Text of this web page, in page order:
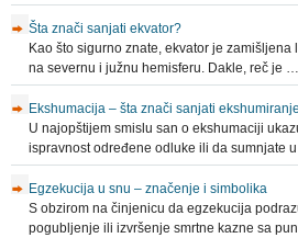
Šta znači sanjati ekvator?
Kao što sigurno znate, ekvator je
na severnu i južnu hemisferu. Dakle, reč je …
Ekshumacija – šta znači sanjati
U najopštijem smislu san o ekshumaciji
ispravnost određene odluke ili da sumnjate
Egzekucija u snu – značenje i simbolika
S obzirom na činjenicu da egzekucija
pogubljenje ili izvršenje smrtne kazne sa